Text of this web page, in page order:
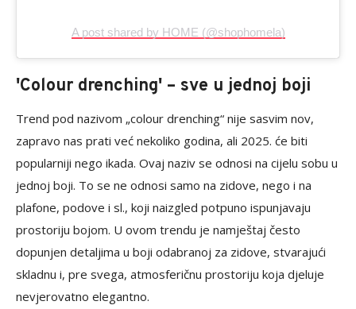
A post shared by HOME (@shophomela)
'Colour drenching' – sve u jednoj boji
Trend pod nazivom „colour drenching“ nije sasvim nov,
zapravo nas prati već nekoliko godina, ali 2025. će biti
popularniji nego ikada. Ovaj naziv se odnosi na cijelu sobu u
jednoj boji. To se ne odnosi samo na zidove, nego i na
plafone, podove i sl., koji naizgled potpuno ispunjavaju
prostoriju bojom. U ovom trendu je namještaj često
dopunjen detaljima u boji odabranoj za zidove, stvarajući
skladnu i, pre svega, atmosferičnu prostoriju koja djeluje
nevjerovatno elegantno.